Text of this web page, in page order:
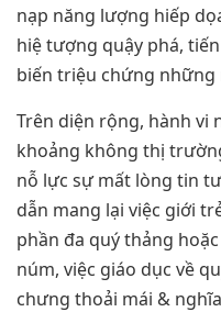
nạp năng lượng hiếp
hiệ tượng quậy phá,
biến triệu chứng những
Trên diện rộng, hành vi
khoảng không thị
nỗ lực sự mất lòng tin
dẫn mang lại việc giới
phần đa quý thảng
núm, việc giáo dục về
chưng thoải mái &